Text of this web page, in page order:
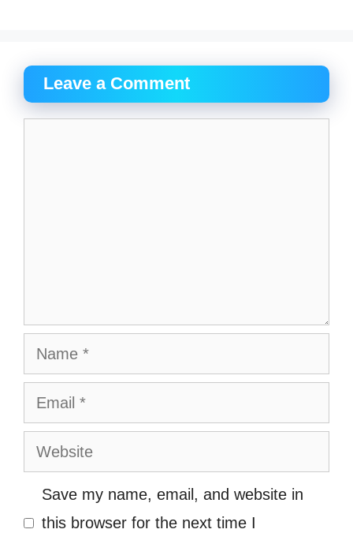
Leave a Comment
Name
Email
Website
Save my name, email, and website in
this browser for the next time I